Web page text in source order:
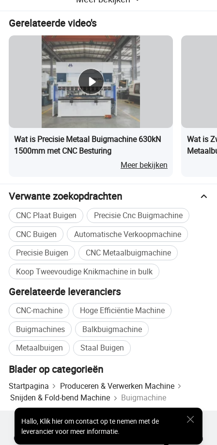
geminimaliseerd, de stabiliteit
van de verwerking wordt
verbeterd en de levensduur
van belangrijke componenten
wordt verlengd.
precisie
Elektrohydraulisch servo-
synchronisatiesysteem
(Rexroth volledig gesloten-lus)
met hoogfrequente kleppen
maakt real-time motion-
kalibratie mogelijk, waardoor
belasting of temperatuur
worden geëlimineerd.
AchievesY-as repeat
positioning nauwkeurigheid
van ±0,01 mmandangle fout
≤±0.5°.
Operationele
flexibiliteit
Het CNC-systeem kan met
één klik schakelen tussen de
"Linked Mode" en de
"Independent Mode", waardoor
de omschakeltijd van het
product tot≤10 minuten wordt
teruggebracht en de
aanpassing aan diverse
werkstukspecificaties wordt
verbeterd.
De operators besturen beide
Gerelateerde video's
Wat is Precisie Metaal Buigmachine 630kN
1500mm met CNC Besturing
Meer bekijken
Wat is
Verwante zoekopdrachten
CNC Plaat Buigen
Precisie Cnc Buigmachine
CNC Buigen
Automatische Verkoopmachine
Precisie Buigen
CNC Metaalbuigmachine
Koop Tweevoudige Knikmachine in bulk
Gerelateerde leveranciers
CNC-machine
Hoge Efficiëntie Machine
Buigmachines
Balkbuigmachine
Metaalbuigen
Staal Buigen
Blader op categorieën
Startpagina
Produceren & Verwerken Machine
Snijden & Fold-bend Machine
Buigmachine
Hallo, Klik hier om contact op te nemen met de
leverancier voor meer informatie.
Populaire producten
Hot Products-prijs
Groothandel Hete Producten
Inzichten